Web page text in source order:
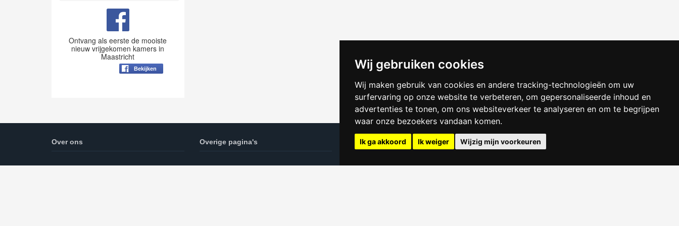
Wij gebruiken cookies
Wij maken gebruik van cookies en andere tracking-technologieën om uw
surfervaring op onze website te verbeteren, om gepersonaliseerde inhoud en
advertenties te tonen, om ons websiteverkeer te analyseren en om te begrijpen
waar onze bezoekers vandaan komen.
Ik ga akkoord Ik weiger Wijzig mijn voorkeuren
Ontvang als eerste de mooiste
nieuw vrijgekomen kamers in
Maastricht
Bekijken
Over ons Overige pagina's Kamer websites